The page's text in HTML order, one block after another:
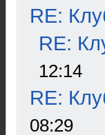
RE:
RE:
12:14
RE:
08:29